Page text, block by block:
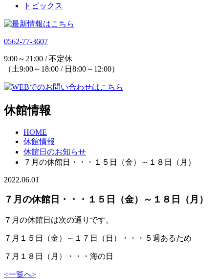
トピックス
0562-77-3607
9:00～21:00 / 不定休
（土9:00～18:00 / 日8:00～12:00）
休館情報
HOME
休館情報
休館日のお知らせ
７月の休館日・・・１５日（金）～１８日（月）
2022.06.01
７月の休館日・・・１５日（金）～１８日（月）
７月の休館日は次の通りです。
７月１５日（金）～１７日（日）・・・５週あるため
７月１８日（月）・・・海の日
<一覧へ>